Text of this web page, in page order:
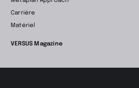
Carrière
Matériel
VERSUS Magazine